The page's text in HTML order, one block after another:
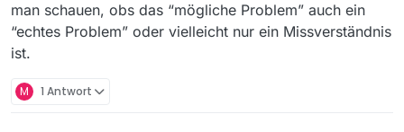
man schauen, obs das “mögliche Problem” auch ein
“echtes Problem” oder vielleicht nur ein Missverständnis
ist.
M 1 Antwort